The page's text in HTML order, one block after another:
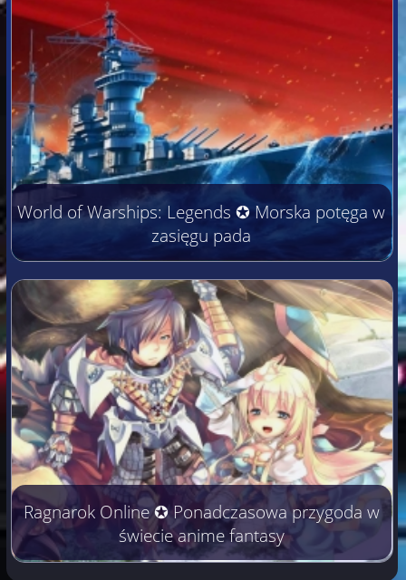
World of Warships: Legends ✪ Morska potęga w
zasięgu pada
Ragnarok Online ✪ Ponadczasowa przygoda w
świecie anime fantasy